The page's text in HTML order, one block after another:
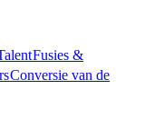
Fusies &
Conversie van de